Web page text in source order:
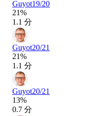
Guyot19/20
21%
1.1 分
Guyot20/21
21%
1.1 分
Guyot20/21
13%
0.7 分